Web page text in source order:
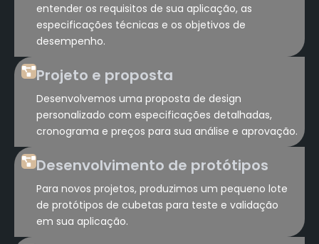
entender os requisitos de sua aplicação, as
especificações técnicas e os objetivos de
desempenho.
Projeto e proposta
Desenvolvemos uma proposta de design
personalizado com especificações detalhadas,
cronograma e preços para sua análise e aprovação.
Desenvolvimento de protótipos
Para novos projetos, produzimos um pequeno lote
de protótipos de cubetas para teste e validação
em sua aplicação.